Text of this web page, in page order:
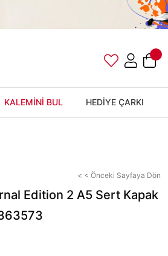
KALEMİNİ BUL HEDİYE ÇARKI
< < Önceki Sayfaya Dön
Edition 2 A5 Sert Kapak